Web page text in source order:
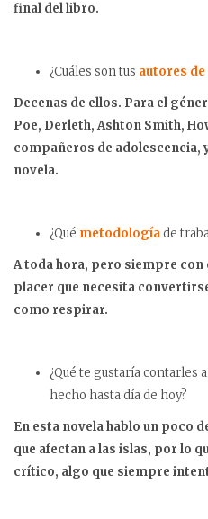
final del libro.
¿Cuáles son tus autores
Decenas de ellos. Para el
Poe, Derleth, Ashton Smith,
compañeros de adolescencia,
novela.
¿Qué metodologíade
A toda hora, pero siempre
placer que necesita
como respirar.
¿Qué te gustaría contarles
hecho hasta día de hoy?
En esta novela hablo un poco
que afectan a las islas, por lo
crítico, algo que siempre